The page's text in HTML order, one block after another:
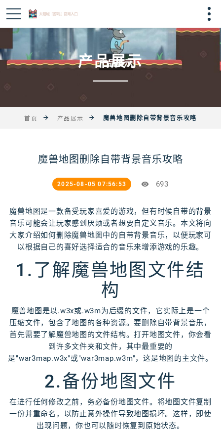
产品展示
首页 产品展示 魔兽地图删除自带背景音乐攻略
魔兽地图删除自带背景音乐攻略
2025-08-05 07:56:53 693
魔兽地图是一款备受玩家喜爱的游戏，但有时候自带的背景
音乐可能会让玩家感到厌烦或者想要自定义音乐。本文将向
大家介绍如何删除魔兽地图中的自带背景音乐，以便玩家可
以根据自己的喜好选择适合的音乐来增添游戏的乐趣。
1.了解魔兽地图文件结
构
魔兽地图是以.w3x或.w3m为后缀的文件，它实际上是一个
压缩文件，包含了地图的各种资源。要删除自带背景音乐，
首先需要了解魔兽地图的文件结构。打开地图文件，你会看
到许多文件夹和文件，其中最重要的
是"war3map.w3x"或"war3map.w3m"，这是地图的主文件。
2.备份地图文件
在进行任何修改之前，务必备份地图文件。将地图文件复制
一份并重命名，以防止意外操作导致地图损坏。这样，即使
出现问题，你也可以随时恢复到原始状态。